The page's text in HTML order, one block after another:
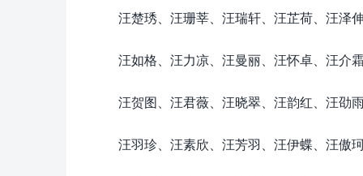
汪楚琇、汪珊莘、汪瑞轩、汪芷荷、汪泽伸
汪如格、汪力凉、汪曼丽、汪怀卓、汪介霜
汪贺图、汪君薇、汪晓翠、汪韵红、汪劭雨
汪羽珍、汪素欣、汪芳羽、汪伊蝶、汪傲珂